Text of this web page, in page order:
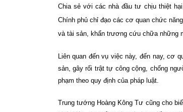
Chia sẻ với các nhà đầu tư chịu thiệt
Chính phủ chỉ đạo các cơ quan chức
và tài sản, khẩn trương cứu chữa những
Liên quan đến vụ việc này, đến nay, cơ
sản, gây rối trật tự công cộng, chống
phạm theo quy định của pháp luật.
Trung tướng Hoàng Kông Tư cũng cho